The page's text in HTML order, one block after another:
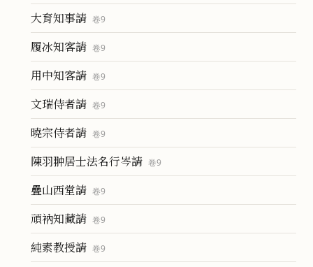
大育知事請 卷9
履冰知客請 卷9
用中知客請 卷9
文瑞侍者請 卷9
曉宗侍者請 卷9
陳羽翀居士法名行岑請 卷9
疊山西堂請 卷9
頑衲知藏請 卷9
純素教授請 卷9